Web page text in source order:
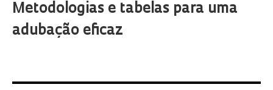
Metodologias e tabelas para uma
adubação eficaz